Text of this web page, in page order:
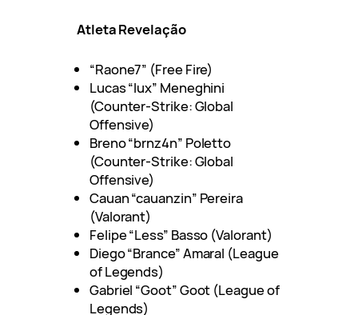
Atleta Revelação
“Raone7” (Free Fire)
Lucas “lux” Meneghini
(Counter-Strike: Global
Offensive)
Breno “brnz4n” Poletto
(Counter-Strike: Global
Offensive)
Cauan “cauanzin” Pereira
(Valorant)
Felipe “Less” Basso (Valorant)
Diego “Brance” Amaral (League
of Legends)
Gabriel “Goot” Goot (League of
Legends)